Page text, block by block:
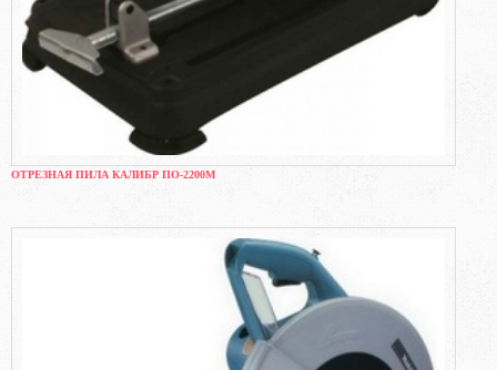
ОТРЕЗНАЯ ПИЛА КАЛИБР ПО-2200М